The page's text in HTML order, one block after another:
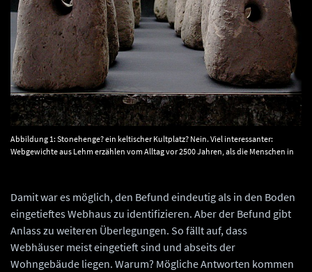
Abbildung 1: Stonehenge? ein keltischer Kultplatz? Nein. Viel interessanter:
Webgewichte aus Lehm erzählen vom Alltag vor 2500 Jahren, als die Menschen in
Damit war es möglich, den Befund eindeutig als in den Boden
eingetieftes Webhaus zu identifizieren. Aber der Befund gibt
Anlass zu weiteren Überlegungen. So fällt auf, dass
Webhäuser meist eingetieft sind und abseits der
Wohngebäude liegen. Warum? Mögliche Antworten kommen